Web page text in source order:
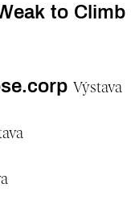
to Climb
Výstava